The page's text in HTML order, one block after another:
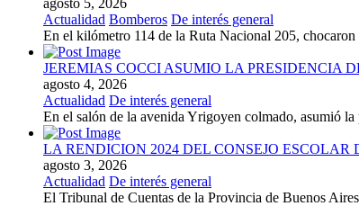
Actualidad Bomberos De interés general
En el kilómetro 114 de la Ruta Nacional 205,
JEREMIAS COCCI ASUMIO LA PRESIDENCIA
agosto 4, 2026
Actualidad De interés general
En el salón de la avenida Yrigoyen colmado, asumió
LA RENDICION 2024 DEL CONSEJO
agosto 3, 2026
Actualidad De interés general
El Tribunal de Cuentas de la Provincia de Buenos